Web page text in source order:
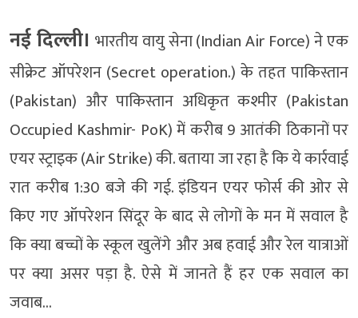
नई दिल्ली। भारतीय वायु सेना (Indian Air Force) ने एक
सीक्रेट ऑपरेशन (Secret operation.) के तहत पाकिस्तान
(Pakistan) और पाकिस्तान अधिकृत कश्मीर (Pakistan
Occupied Kashmir- PoK) में करीब 9 आतंकी ठिकानों पर
एयर स्ट्राइक (Air Strike) की. बताया जा रहा है कि ये कार्रवाई
रात करीब 1:30 बजे की गई. इंडियन एयर फोर्स की ओर से
किए गए ऑपरेशन सिंदूर के बाद से लोगों के मन में सवाल है
कि क्या बच्चों के स्कूल खुलेंगे और अब हवाई और रेल यात्राओं
पर क्या असर पड़ा है. ऐसे में जानते हैं हर एक सवाल का
जवाब…